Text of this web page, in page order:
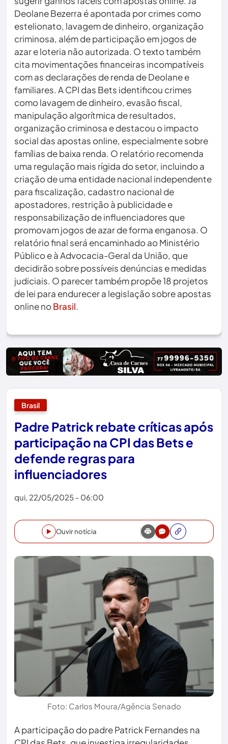
Deolane Bezerra é apontada por crimes como
estelionato, lavagem de dinheiro, organização
criminosa, além de participação em jogos de
azar e loteria não autorizada. O texto também
cita movimentações financeiras incompatíveis
com as declarações de renda de Deolane e
familiares. A CPI das Bets identificou crimes
como lavagem de dinheiro, evasão fiscal,
manipulação algorítmica de resultados,
organização criminosa e destacou o impacto
social das apostas online, especialmente sobre
famílias de baixa renda. O relatório recomenda
uma regulação mais rígida do setor, incluindo a
criação de uma entidade nacional independente
para fiscalização, cadastro nacional de
apostadores, restrição à publicidade e
responsabilização de influenciadores que
promovam jogos de azar de forma enganosa. O
relatório final será encaminhado ao Ministério
Público e à Advocacia-Geral da União, que
decidirão sobre possíveis denúncias e medidas
judiciais. O parecer também propõe 18 projetos
de lei para endurecer a legislação sobre apostas
online noBrasil.
Brasil
Padre Patrick rebate críticas após
participação na CPI das Bets e
defende regras para
influenciadores
qui, 22/05/2025 - 06:00
Ouvir notícia
Foto: Carlos Moura/Agência Senado
A participação do padre Patrick Fernandes na